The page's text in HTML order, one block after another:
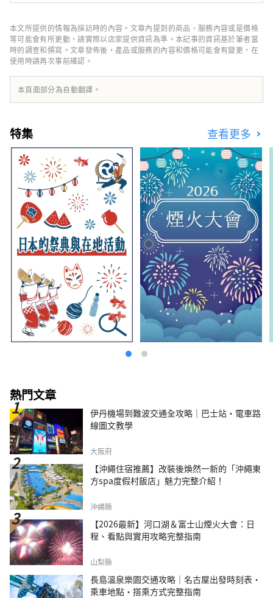
本文所提供的情報為採訪時的內容。文章內提到的商品、服務內容或是價格
等可能會有所更動，請實際以店家提供資訊為準。本記事的資訊基於筆者當
時的調查和撰寫。文章發佈後，產品或服務的內容和價格可能會有變更，在
使用時請再次事前確認。
本頁面部分為自動翻譯。
特集 查看更多
熱門文章
伊丹機場到難波交通全攻略｜巴士站・電車路
線圖文教學
大阪府
【沖繩住宿推薦】改裝後煥然一新的「沖繩東
方spa度假村飯店」魅力完整介紹！
沖繩縣
【2026最新】河口湖＆富士山煙火大會：日
程、看點與實用攻略完整指南
山梨縣
長島溫泉樂園交通攻略｜名古屋出發時刻表・
乘車地點・搭乘方式完整指南